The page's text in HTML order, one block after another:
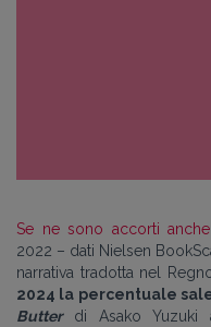
Se ne sono accorti
2022 – dati Nielsen
narrativa tradotta nel
2024 la percentuale
Butterdi Asako Yuzuki